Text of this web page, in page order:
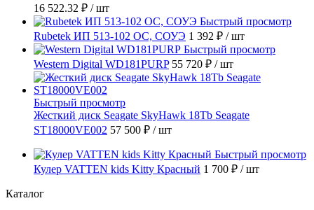
16 522.32 ₽ / шт
Быстрый просмотр
Rubetek ИП 513-102 ОС, СОУЭ 1 392 ₽ / шт
Быстрый просмотр
Western Digital WD181PURP 55 720 ₽ / шт
Быстрый просмотр
Жесткий диск Seagate SkyHawk 18Tb Seagate
ST18000VE002 57 500 ₽ / шт
Быстрый просмотр
Кулер VATTEN kids Kitty Красный 1 700 ₽ / шт
Каталог